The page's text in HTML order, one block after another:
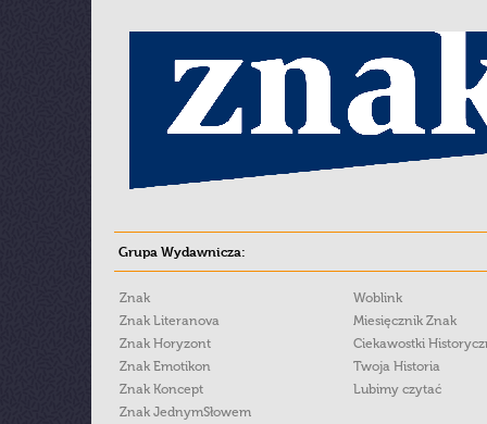
Grupa Wydawnicza:
Znak
Znak Literanova
Znak Horyzont
Znak Emotikon
Znak Koncept
Znak JednymSłowem
Woblink
Miesięcznik Znak
Ciekawostki
Twoja Historia
Lubimy czytać